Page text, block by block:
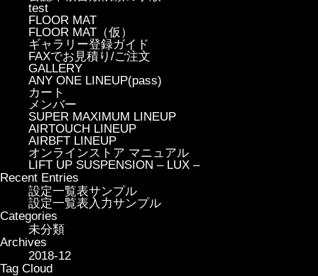
test
FLOOR MAT
FLOOR MAT（仮）
ギャラリー登録ガイド
FAXでお見積り/ご注文
GALLERY
ANY ONE LINEUP(pass)
カート
メンバー
SUPER MAXIMUM LINEUP
AIRTOUCH LINEUP
AIRBFT LINEUP
オンラインストア マニュアル
LIFT UP SUSPENSION – LUX –
Recent Entries
設定一覧表サンプル
設定一覧表入力サンプル
Categories
未分類
Archives
2018-12
Tag Cloud